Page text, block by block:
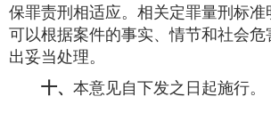
保罪责刑相适应。相关定罪量刑标准
可以根据案件的事实、情节和社会
出妥当处理。
十、 本意见自下发之日起施行。